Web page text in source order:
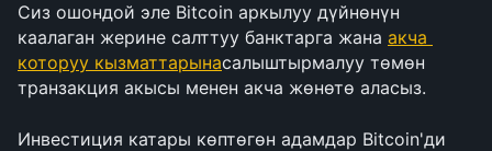
Сиз ошондой эле Bitcoin аркылуу дүйнөнүн
каалаган жерине салттуу банктарга жана акча
которуу кызматтарынасалыштырмалуу төмөн
транзакция акысы менен акча жөнөтө аласыз.
Инвестиция катары көптөгөн адамдар Bitcoin'ди